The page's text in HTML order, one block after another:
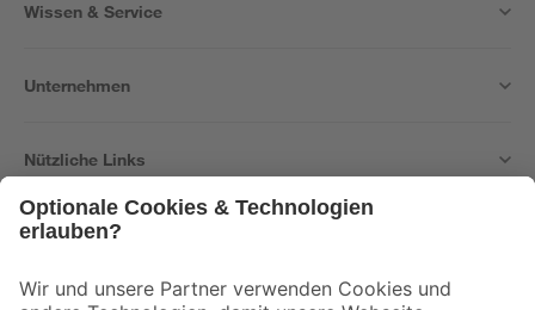
Wissen & Service
Unternehmen
Nützliche Links
Der toom Newsletter: Keine Angebote und Aktionen mehr verpassen!